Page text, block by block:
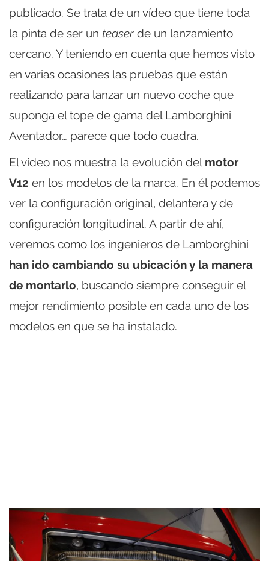
publicado. Se trata de un vídeo que tiene toda
la pinta de ser un teaser de un lanzamiento
cercano. Y teniendo en cuenta que hemos visto
en varias ocasiones las pruebas que están
realizando para lanzar un nuevo coche que
suponga el tope de gama del Lamborghini
Aventador… parece que todo cuadra.
El vídeo nos muestra la evolución del motor
V12 en los modelos de la marca. En él podemos
ver la configuración original, delantera y de
configuración longitudinal. A partir de ahí,
veremos como los ingenieros de Lamborghini
han ido cambiando su ubicación y la manera
de montarlo, buscando siempre conseguir el
mejor rendimiento posible en cada uno de los
modelos en que se ha instalado.